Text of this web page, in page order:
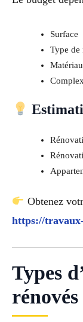
Surface
Type de
Obtenez
https://
Types